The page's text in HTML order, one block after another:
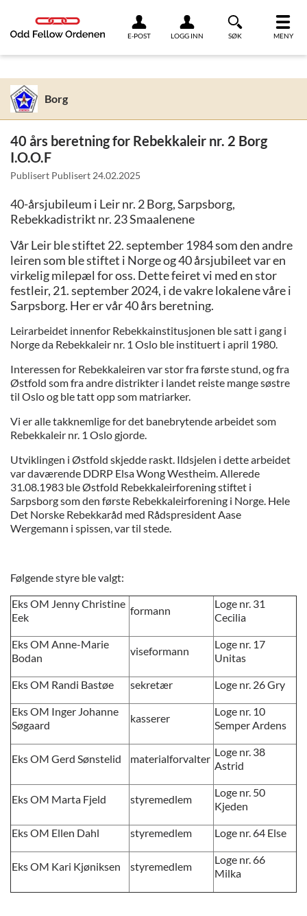
E-POST LOGG INN SØK MENY
Borg
40 års beretning for Rebekkaleir nr. 2 Borg
I.O.O.F
Publisert Publisert 24.02.2025
40-årsjubileum i Leir nr. 2 Borg, Sarpsborg,
Rebekkadistrikt nr. 23 Smaalenene
Vår Leir ble stiftet 22. september 1984 som den andre
leiren som ble stiftet i Norge og 40 årsjubileet var en
virkelig milepæl for oss. Dette feiret vi med en stor
festleir, 21. september 2024, i de vakre lokalene våre i
Sarpsborg. Her er vår 40 års beretning.
Leirarbeidet innenfor Rebekkainstitusjonen ble satt i gang i
Norge da Rebekkaleir nr. 1 Oslo ble instituert i april 1980.
Interessen for Rebekkaleiren var stor fra første stund, og fra
Østfold som fra andre distrikter i landet reiste mange søstre
til Oslo og ble tatt opp som matriarker.
Vi er alle takknemlige for det banebrytende arbeidet som
Rebekkaleir nr. 1 Oslo gjorde.
Utviklingen i Østfold skjedde raskt. Ildsjelen i dette arbeidet
var daværende DDRP Elsa Wong Westheim. Allerede
31.08.1983 ble Østfold Rebekkaleirforening stiftet i
Sarpsborg som den første Rebekkaleirforening i Norge. Hele
Det Norske Rebekkaråd med Rådspresident Aase
Wergemann i spissen, var til stede.
Følgende styre ble valgt:
Eks OM Jenny Christine
Eek
formann
Loge nr. 31
Cecilia
Eks OM Anne-Marie
Bodan
viseformann
Loge nr. 17
Unitas
Eks OM Randi Bastøe sekretær Loge nr. 26 Gry
Eks OM Inger Johanne
Søgaard
kasserer
Loge nr. 10
Semper Ardens
Eks OM Gerd Sønstelid materialforvalter
Loge nr. 38
Astrid
Eks OM Marta Fjeld styremedlem
Loge nr. 50
Kjeden
Eks OM Ellen Dahl styremedlem Loge nr. 64 Else
Eks OM Kari Kjøniksen styremedlem
Loge nr. 66
Milka